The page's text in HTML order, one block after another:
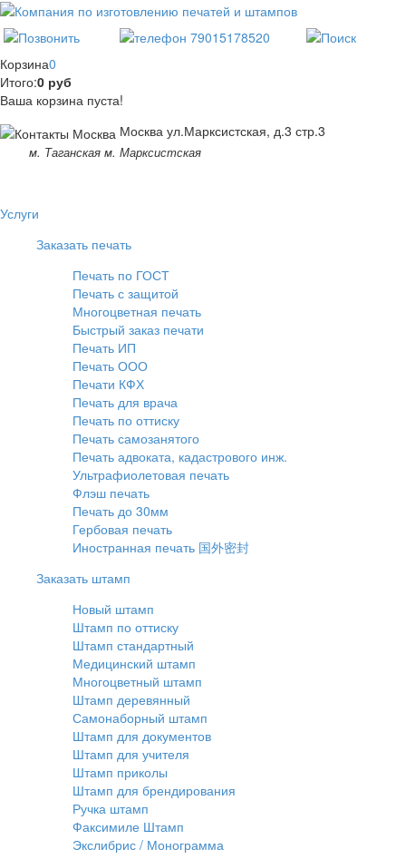
Корзина0
Итого:0 руб
Ваша корзина пуста!
Москва ул.Марксистская, д.3 стр.3
м. Таганская м. Марксистская
Услуги
Заказать печать
Печать по ГОСТ
Печать с защитой
Многоцветная печать
Быстрый заказ печати
Печать ИП
Печать ООО
Печати КФХ
Печать для врача
Печать по оттиску
Печать самозанятого
Печать адвоката, кадастрового инж.
Ультрафиолетовая печать
Флэш печать
Печать до 30мм
Гербовая печать
Иностранная печать 国外密封
Заказать штамп
Новый штамп
Штамп по оттиску
Штамп стандартный
Медицинский штамп
Многоцветный штамп
Штамп деревянный
Самонаборный штамп
Штамп для документов
Штамп для учителя
Штамп приколы
Штамп для брендирования
Ручка штамп
Факсимиле Штамп
Экслибрис / Монограмма